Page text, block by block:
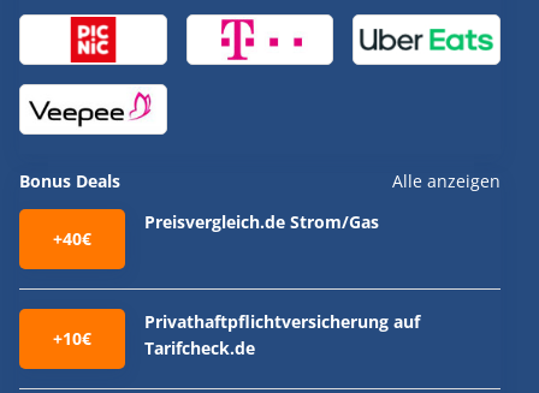
Bonus Deals Alle anzeigen
+40€
Preisvergleich.de Strom/Gas
+10€
Privathaftpflichtversicherung auf
Tarifcheck.de